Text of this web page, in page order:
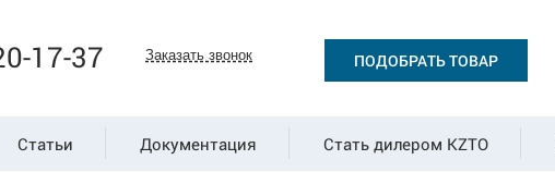
17-37 Заказать звонок ПОДОБРАТЬ ТОВАР
Статьи Документация Стать дилером KZTO